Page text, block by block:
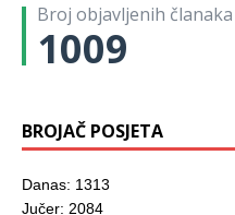
Broj objavljenih članaka
1009
BROJAČ POSJETA
Danas: 1313
Jučer: 2084